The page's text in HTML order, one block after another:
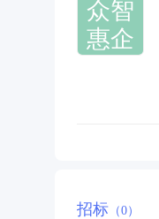
众智
惠企
招标 （0）